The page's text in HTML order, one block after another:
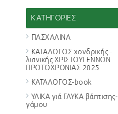
ΚΑΤΗΓΟΡΊΕΣ
ΠΑΣΧΑΛΙΝΑ
ΚΑΤΑΛΟΓΟΣ χονδρικής -
λιανικής ΧΡΙΣΤΟΥΓΕΝΝΩΝ
ΠΡΩΤΟΧΡΟΝΙΑΣ 2025
ΚΑΤΑΛΟΓΟΣ-book
ΥΛΙΚΑ γιά ΓΛΥΚΑ βάπτισης-
γάμου